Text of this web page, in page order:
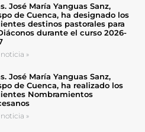
José María Yanguas Sanz,
de Cuenca, ha designado los
destinos pastorales para
durante el curso 2026-
»
José María Yanguas Sanz,
de Cuenca, ha realizado los
Nombramientos
»